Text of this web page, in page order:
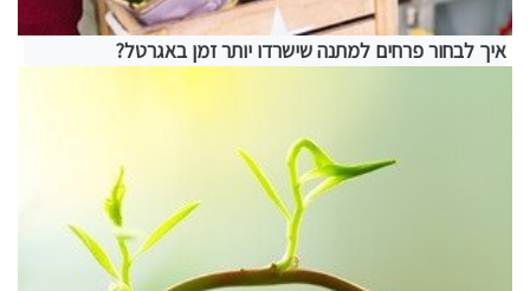
איך לבחור פרחים למתנה שישרדו יותר זמן באגרטל?